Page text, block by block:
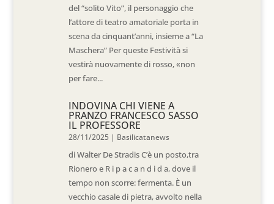
del “solito Vito”, il personaggio che
l’attore di teatro amatoriale porta in
scena da cinquant’anni, insieme a “La
Maschera” Per queste Festività si
vestirà nuovamente di rosso, «non
per fare...
INDOVINA CHI VIENE A
PRANZO FRANCESCO SASSO
IL PROFESSORE
28/11/2025 | Basilicatanews
di Walter De Stradis C’è un posto,tra
Rionero e R i p a c a n d i d a, dove il
tempo non scorre: fermenta. È un
vecchio casale di pietra, avvolto nella